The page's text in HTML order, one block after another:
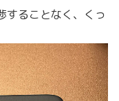
ることなく、くっ